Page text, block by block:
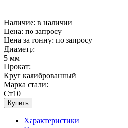
Наличие: в наличии
Цена: по запросу
Цена за тонну: по запросу
Диаметр:
5 мм
Прокат:
Круг калиброванный
Марка стали:
Ст10
Купить
Характеристики